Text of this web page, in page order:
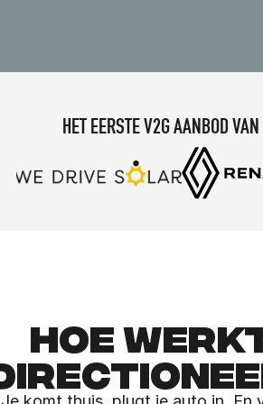
HET EERSTE V2G AANBOD
HOE